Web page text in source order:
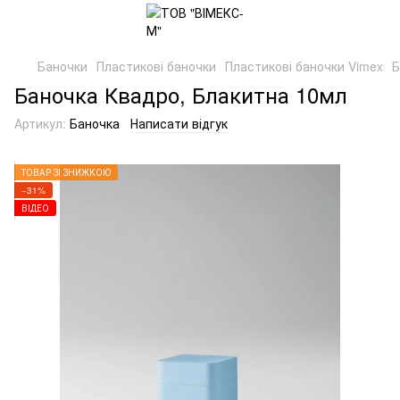
Баночки Пластикові баночки Пластикові баночки Vimex
Баночка Квадро, Блакитна 10мл
Артикул: Баночка Написати відгук
ТОВАР ЗІ ЗНИЖКОЮ
−31%
ВІДЕО